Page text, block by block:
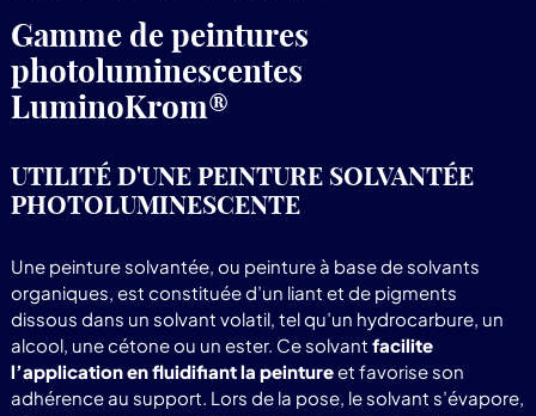
Gamme de peintures
photoluminescentes
LuminoKrom®
UTILITÉ D'UNE PEINTURE SOLVANTÉE
PHOTOLUMINESCENTE
Une peinture solvantée, ou peinture à base de solvants
organiques, est constituée d’un liant et de pigments
dissous dans un solvant volatil, tel qu’un hydrocarbure, un
alcool, une cétone ou un ester. Ce solvant facilite
l’application en fluidifiant la peintureet favorise son
adhérence au support. Lors de la pose, le solvant s’évapore,